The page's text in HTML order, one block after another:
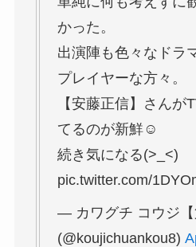
かった。
出演陣も色々なドラ
プレイヤーな方々。
【安藤正信】さんが
てるのが新鮮☺️
続き気になる(>_<)
pic.twitter.com/
— カワグチ コウジ【
(@koujichuankou8)